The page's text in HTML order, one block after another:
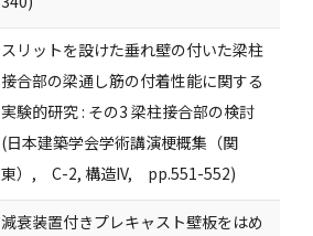
スリットを設けた垂れ壁の付いた梁柱
接合部の梁通し筋の付着性能に関する
実験的研究 : その3 梁柱接合部の検討
(日本建築学会学術講演梗概集（関
東）, C-2, 構造IV, pp.551-552)
減衰装置付きプレキャスト壁板をはめ